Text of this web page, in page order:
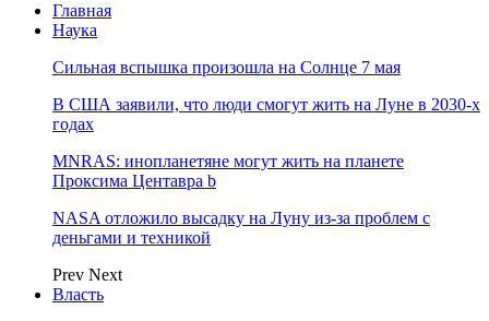
Главная
Наука
Сильная вспышка произошла на Солнце 7 мая
В США заявили, что люди смогут жить на Луне в 2030-х
годах
MNRAS: инопланетяне могут жить на планете
Проксима Центавра b
NASA отложило высадку на Луну из-за проблем с
деньгами и техникой
Prev Next
Власть